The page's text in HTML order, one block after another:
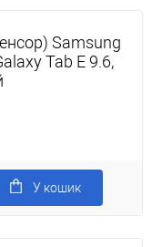
Samsung
Tab E 9.6,
У кошик